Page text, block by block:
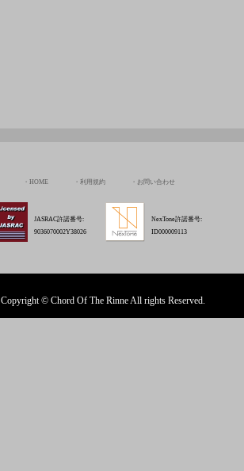
HOME 利用規約 お問い合わせ
JASRAC許諾番号:
9036070002Y38026
NexTone許諾番号:
ID000009113
Copyright © Chord Of The Rinne All rights Reserved.